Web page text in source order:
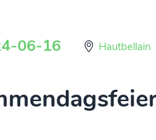
06-16 Hautbellain